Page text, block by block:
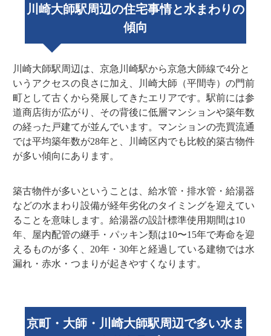
川崎大師駅周辺の住宅事情と水まわりの
傾向
川崎大師駅周辺は、京急川崎駅から京急大師線で4分と
いうアクセスの良さに加え、川崎大師（平間寺）の門前
町として古くから発展してきたエリアです。駅前には参
道商店街が広がり、その背後に低層マンションや築年数
の経った戸建てが並んでいます。マンションの売買流通
では平均築年数が28年と、川崎区内でも比較的築古物件
が多い傾向にあります。
築古物件が多いということは、給水管・排水管・給湯器
などの水まわり設備が経年劣化のタイミングを迎えてい
ることを意味します。給湯器の設計標準使用期間は10
年、屋内配管の継手・パッキン類は10〜15年で寿命を迎
えるものが多く、20年・30年と経過している建物では水
漏れ・赤水・つまりが起きやすくなります。
京町・大師・川崎大師駅周辺で多い水ま